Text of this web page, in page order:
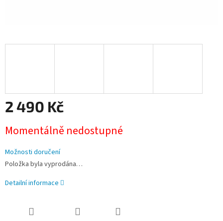
2 490 Kč
cena:
Momentálně nedostupné
Možnosti doručení
Položka byla vyprodána…
Detailní informace